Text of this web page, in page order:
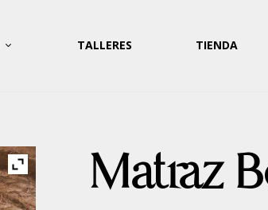
TALLERES TIENDA
Matraz